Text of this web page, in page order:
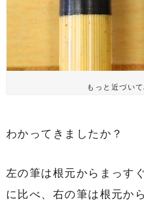
もっと近づい
わかってきましたか？
左の筆は根元からまっす
に比べ、右の筆は根元か